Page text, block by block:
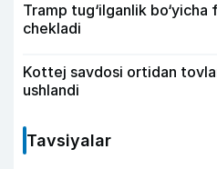
Tramp tug‘ilganlik
chekladi
Kottej savdosi ortidan
ushlandi
Tavsiyalar